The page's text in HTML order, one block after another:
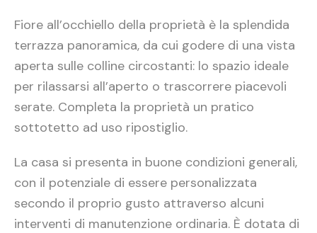
Fiore all’occhiello della proprietà è la splendida
terrazza panoramica, da cui godere di una vista
aperta sulle colline circostanti: lo spazio ideale
per rilassarsi all’aperto o trascorrere piacevoli
serate. Completa la proprietà un pratico
sottotetto ad uso ripostiglio.
La casa si presenta in buone condizioni generali,
con il potenziale di essere personalizzata
secondo il proprio gusto attraverso alcuni
interventi di manutenzione ordinaria. È dotata di